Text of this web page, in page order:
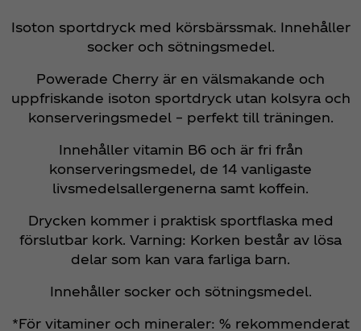
Isoton sportdryck med körsbärssmak. Innehåller
socker och sötningsmedel.
Powerade Cherry är en välsmakande och
uppfriskande isoton sportdryck utan kolsyra och
konserveringsmedel – perfekt till träningen.
Innehåller vitamin B6 och är fri från
konserveringsmedel, de 14 vanligaste
livsmedelsallergenerna samt koffein.
Drycken kommer i praktisk sportflaska med
förslutbar kork. Varning: Korken består av lösa
delar som kan vara farliga barn.
Innehåller socker och sötningsmedel.
*För vitaminer och mineraler: % rekommenderat